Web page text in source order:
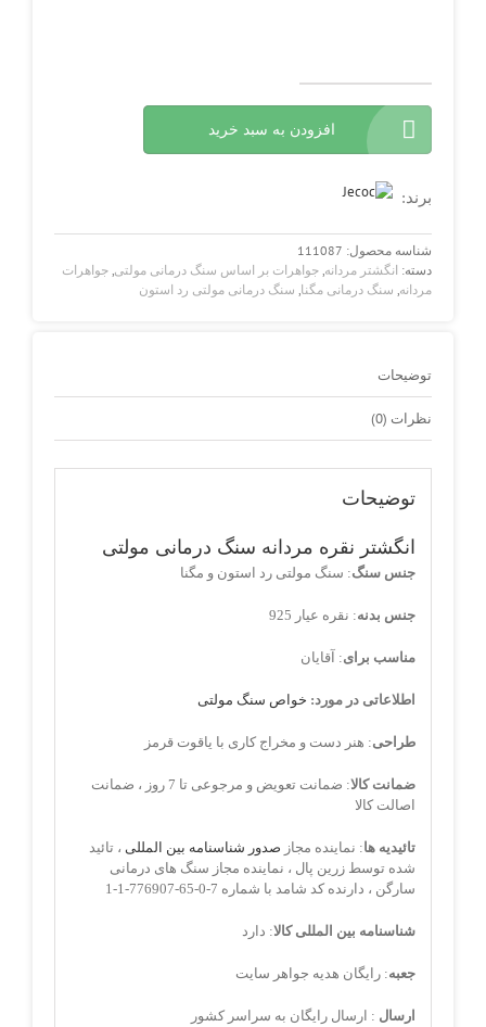
مردانه
سنگ
مولتی
111087
عدد
افزودن به سبد خرید
برند:
شناسه محصول: 111087
دسته: انگشتر مردانه جواهرات بر اساس سنگ درمانی مولتی جواهرات
مردانه سنگ درمانی مگنا سنگ درمانی مولتی رد استون
توضیحات
نظرات (0)
توضیحات
انگشتر نقره مردانه سنگ درمانی مولتی
جنس سنگ: سنگ مولتی رد استون و مگنا
جنس بدنه: نقره عیار 925
مناسب برای: آقایان
اطلاعاتی در مورد: خواص سنگ مولتی
طراحی: هنر دست و مخراج کاری با یاقوت قرمز
ضمانت کالا
: ضمانت تعویض و مرجوعی تا 7 روز ، ضمانت
اصالت کالا
تائیدیه ها: نماینده مجاز صدور شناسنامه بین المللی ، تائید
شده توسط زرین پال ، نماینده مجاز سنگ های درمانی
سارگن ، دارنده کد شامد با شماره 7-0-65-776907-1-1
شناسنامه بین المللی کالا: دارد
جعبه: رایگان هدیه جواهر سایت
ارسال : ارسال رایگان به سراسر کشور